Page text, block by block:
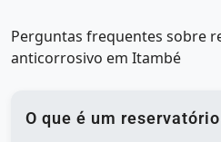
Perguntas frequentes sobre
anticorrosivo em Itambé
O que é um